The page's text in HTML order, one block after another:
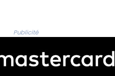
Publicité